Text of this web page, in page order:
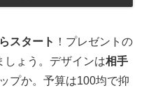
スタート ！プレゼントの
しょう。デザインは相手
プか。予算は100均で抑